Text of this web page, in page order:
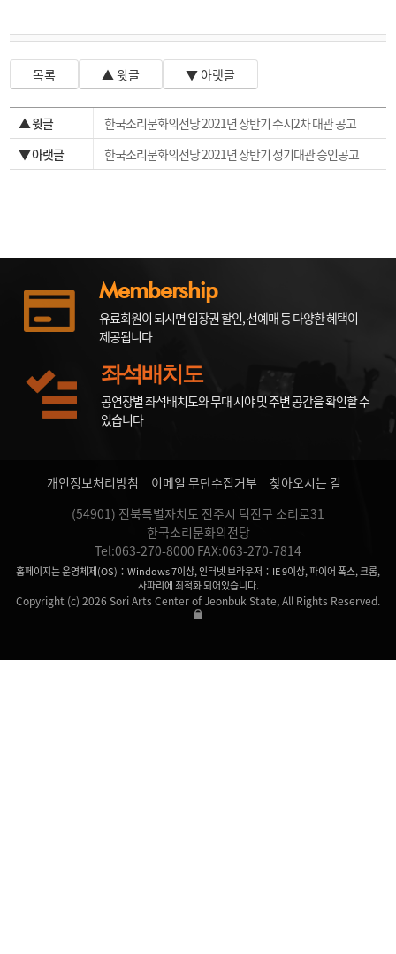
목록 ▲ 윗글 ▼ 아랫글
▲ 윗글
한국소리문화의전당 2021년 상반기 수시2차 대관 공고
▼ 아랫글
한국소리문화의전당 2021년 상반기 정기대관 승인공고
Membership
유료회원이 되시면 입장권 할인, 선예매 등 다양한 혜택이
제공됩니다
좌석배치도
공연장별 좌석배치도와 무대 시야 및 주변 공간을 확인할 수
있습니다
개인정보처리방침 이메일 무단수집거부
찾아오시는 길
(54901) 전북특별자치도 전주시 덕진구 소리로31
한국소리문화의전당
Tel:063-270-8000 FAX:063-270-7814
홈페이지는 운영체제(OS)：Windows 7이상, 인터넷 브라우저：IE 9이상, 파이어 폭스, 크롬,
사파리에 최적화 되어있습니다.
Copyright (c) 2026 Sori Arts Center of Jeonbuk State, All Rights Reserved.